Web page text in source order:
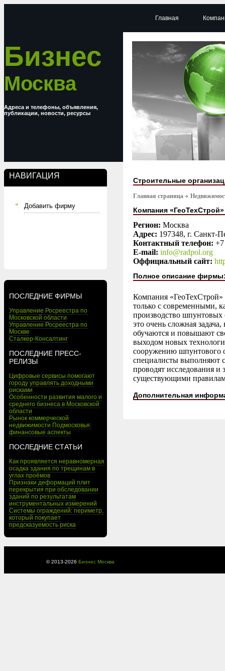
Бизнес
Москва
Адреса и телефоны, объявления,
публикации, новости, ресурсы
НАВИГАЦИЯ
Добавить фирму
ПОСЛЕДНИЕ ФИРМЫ
Управление Росреестра по
Московской области
Управление Росреестра по
Москве
Сталкер-Консалтинг
ПОСЛЕДНИЕ ПРЕСС-
РЕЛИЗЫ
Цифровые сервисы помогают
городу управлять доходными
рисками
Особенности развития малого и
среднего бизнеса в Московской
области
Рынок коммерческой
недвижимости Подмосковья:
финансовые аспекты
ПОСЛЕДНИЕ СТАТЬИ
Как проявляется неравномерная
осадка здания по трещинам в
углах проёмов
Признаки деформаций плит
перекрытия при обследовании
зданий по результатам
инструментальных измерений
Системы ограждений: периметр,
который покупает
предсказуемость риска
Главная
Строительные
Главная страница
Компания «ГеоТехСтрой»
Регион: Москва
Адрес: 197348, г. Санкт-
Контактный телефон:
E-mail: info@radpol.org
Оффициальный сайт:
Полное описание
Компания
только с современными,
производство
это очень сложная
обучаются и повышают
выходом новых
сооружению шпунтового
специалисты выполняют
проводят исследования и
существующими
Дополнительная
© 2013-2026 Бизнес Москва